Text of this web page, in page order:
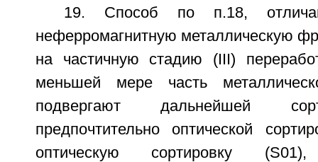
19. Способ по п.18,
неферромагнитную металлическую
на частичную стадию (III)
меньшей мере часть
подвергают дальнейшей
предпочтительно оптической
оптическую сортировку (S01),